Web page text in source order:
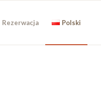
Rezerwacja Polski